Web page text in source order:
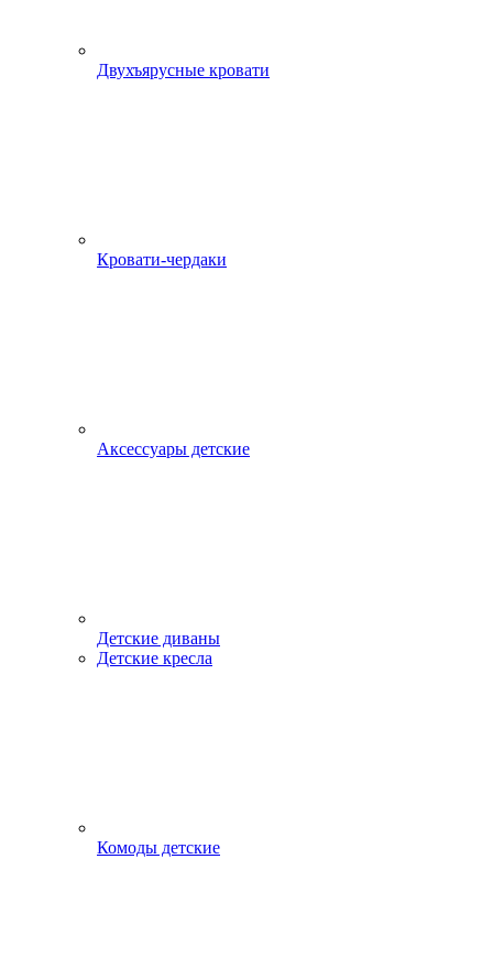
Двухъярусные кровати
Кровати-чердаки
Аксессуары детские
Детские диваны
Детские кресла
Комоды детские